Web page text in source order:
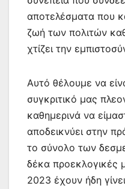
αποτελέσματα που
ζωή των πολιτών
χτίζει την
Αυτό θέλουμε να
συγκριτικό μας
καθημερινά να
αποδεικνύει στην
το σύνολο των
δέκα προεκλογικές
2023 έχουν ήδη